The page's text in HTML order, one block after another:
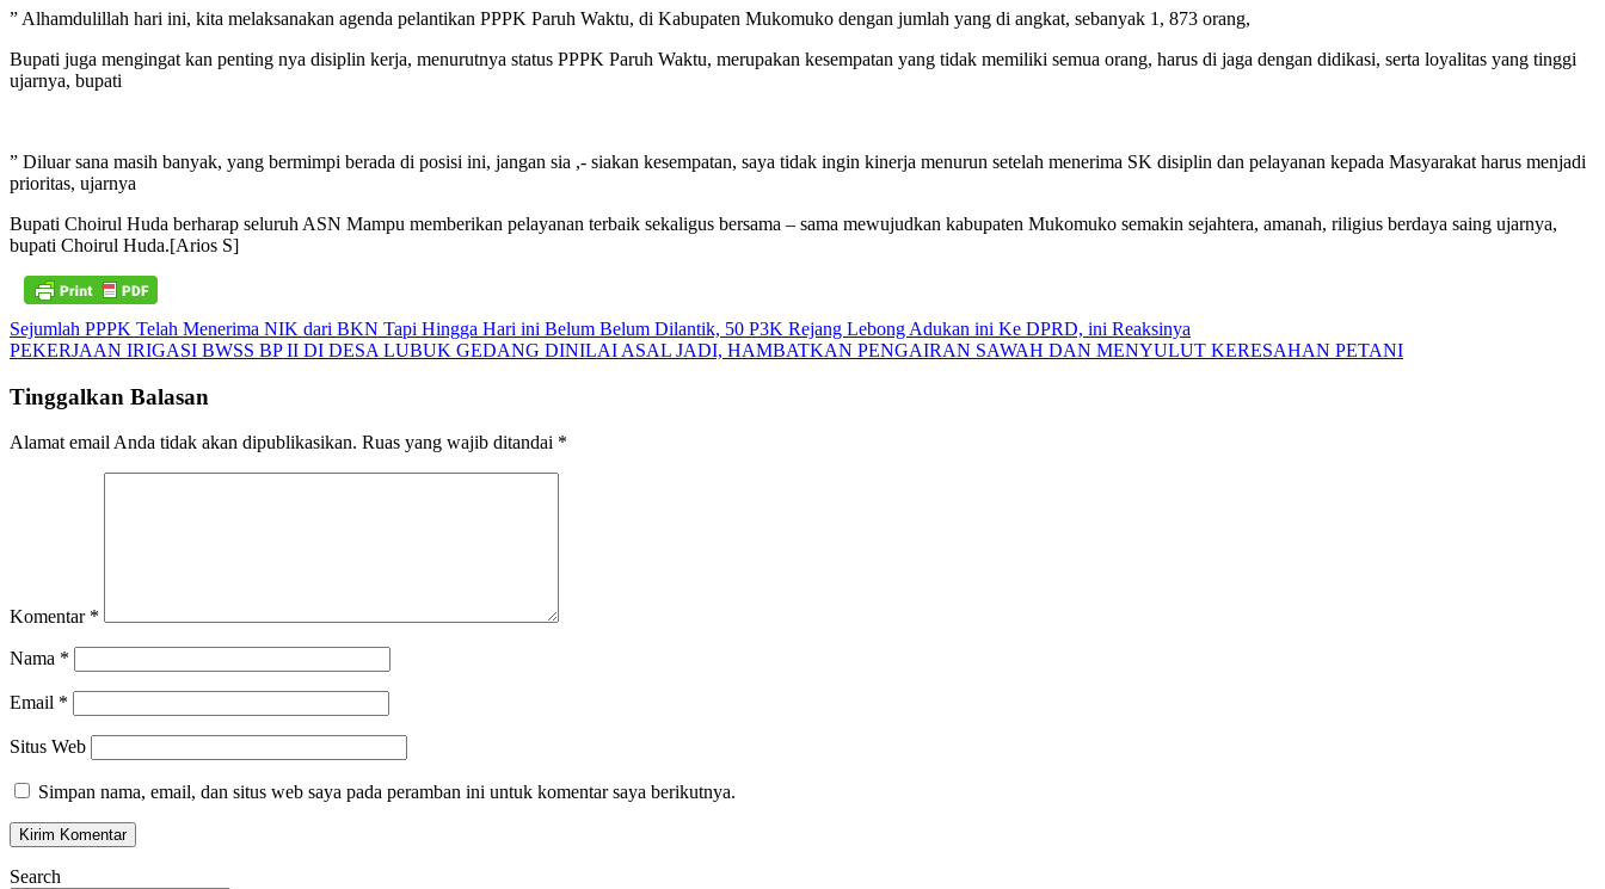
” Alhamdulillah hari ini, kita melaksanakan agenda pelantikan PPPK Paruh Waktu, di Kabupaten Mukomuko dengan jumlah yang di angkat, sebanyak 1, 873 orang,
Bupati juga mengingat kan penting nya disiplin kerja, menurutnya status PPPK Paruh Waktu, merupakan kesempatan yang tidak memiliki semua orang, harus di jaga dengan didikasi, serta loyalitas yang tinggi
ujarnya, bupati
” Diluar sana masih banyak, yang bermimpi berada di posisi ini, jangan sia ,- siakan kesempatan, saya tidak ingin kinerja menurun setelah menerima SK disiplin dan pelayanan kepada Masyarakat harus menjadi
prioritas, ujarnya
Bupati Choirul Huda berharap seluruh ASN Mampu memberikan pelayanan terbaik sekaligus bersama – sama mewujudkan kabupaten Mukomuko semakin sejahtera, amanah, riligius berdaya saing ujarnya,
bupati Choirul Huda.[Arios S]
Navigasi
pos
Sejumlah PPPK Telah Menerima NIK dari BKN Tapi Hingga Hari ini Belum Belum Dilantik, 50 P3K Rejang Lebong Adukan ini Ke DPRD, ini Reaksinya
PEKERJAAN IRIGASI BWSS BP II DI DESA LUBUK GEDANG DINILAI ASAL JADI, HAMBATKAN PENGAIRAN SAWAH DAN MENYULUT KERESAHAN PETANI
Tinggalkan Balasan
Alamat email Anda tidak akan dipublikasikan. Ruas yang wajib ditandai *
Komentar *
Nama *
Email *
Situs Web
Simpan nama, email, dan situs web saya pada peramban ini untuk komentar saya berikutnya.
Search